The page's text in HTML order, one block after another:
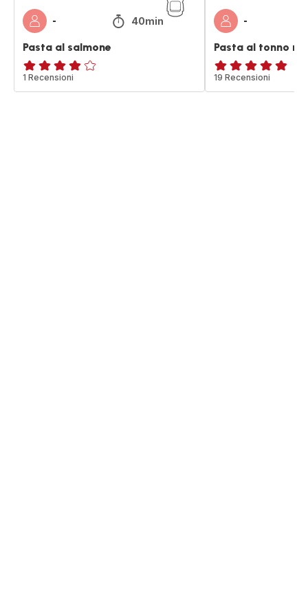
- 40min
Pasta al salmone
Recensione
di
1 Recensioni
-
Pasta al tonno
ratings.4.8
19 Recensioni